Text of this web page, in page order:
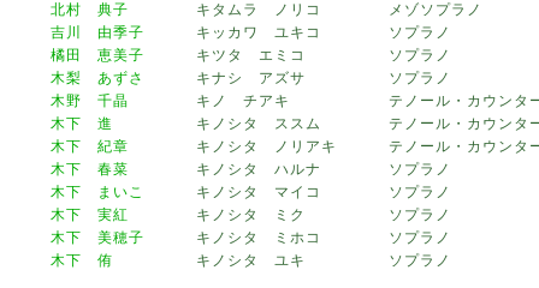
北村 典子
キタムラ ノリコ
メゾソプラノ
吉川 由季子
キッカワ ユキコ
ソプラノ
橘田 恵美子
キツタ エミコ
ソプラノ
木梨 あずさ
キナシ アズサ
ソプラノ
木野 千晶
キノ チアキ
テノール・カウンタ
木下 進
キノシタ ススム
テノール・カウンタ
木下 紀章
キノシタ ノリアキ
テノール・カウンタ
木下 春菜
キノシタ ハルナ
ソプラノ
木下 まいこ
キノシタ マイコ
ソプラノ
木下 実紅
キノシタ ミク
ソプラノ
木下 美穂子
キノシタ ミホコ
ソプラノ
木下 侑
キノシタ ユキ ソプラノ